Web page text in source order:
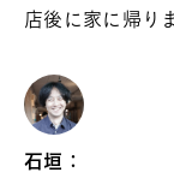
店後に家に帰り
石垣：